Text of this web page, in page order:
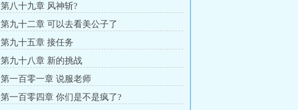
第八十九章 风神斩?
第九十二章 可以去看美公子了
第九十五章 接任务
第九十八章 新的挑战
第一百零一章 说服老师
第一百零四章 你们是不是疯了?